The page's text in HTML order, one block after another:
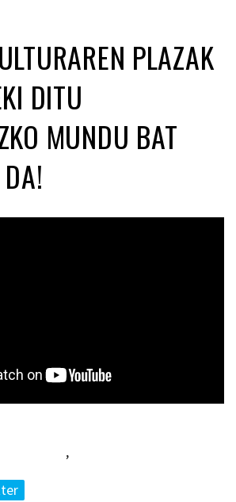
PLAZAK
DITU
MUNDU BAT
,